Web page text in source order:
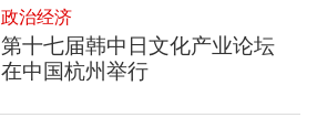
政治经济
第十七届韩中日文化产业论坛
在中国杭州举行